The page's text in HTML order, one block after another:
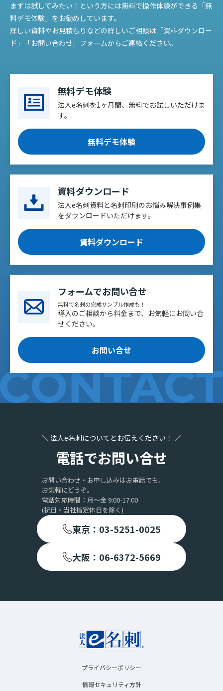
まずは試してみたい！という方には無料で操作体験ができる「無
料デモ体験」をお勧めしています。
詳しい資料やお見積もりなどの詳しいご相談は「資料ダウンロー
ド」「お問い合わせ」フォームからご連絡ください。
無料デモ体験
法人e名刺を1ヶ月間、無料でお試しいただけま
す。
無料デモ体験
資料ダウンロード
法人e名刺資料と名刺印刷のお悩み解決事例集
をダウンロードいただけます。
資料ダウンロード
フォームでお問い合せ
無料で名刺の完成サンプル作成も！
導入のご相談から料金まで、お気軽にお問い合
せください。
お問い合せ
＼ 法人e名刺についてとお伝えください！ ／
電話でお問い合せ
お問い合わせ・お申し込みはお電話でも、
お気軽にどうぞ。
電話対応時間：月〜金 9:00-17:00
(祝日・当社指定休日を除く)
東京：03-5251-0025
大阪：06-6372-5669
プライバシーポリシー
情報セキュリティ方針